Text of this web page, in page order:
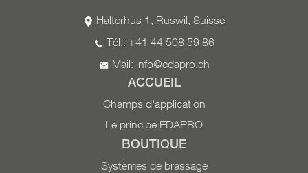
Halterhus 1, Ruswil, Suisse
Tél.: +41 44 508 59 86
Mail: info@edapro.ch
ACCUEIL
Champs d'application
Le principe EDAPRO
BOUTIQUE
Systèmes de brassage